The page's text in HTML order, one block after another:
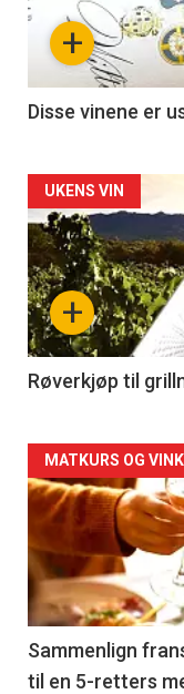
nå
3
+
Disse vinene er
Forsiden
akkurat
nå
-
4
+
UKENS VIN
Røverkjøp til
Forsiden
akkurat
nå
-
5
MATKURS OG
Sammenlign
til en 5-retters